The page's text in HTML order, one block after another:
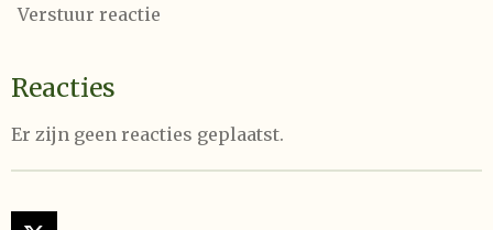
Verstuur reactie
Reacties
Er zijn geen reacties geplaatst.